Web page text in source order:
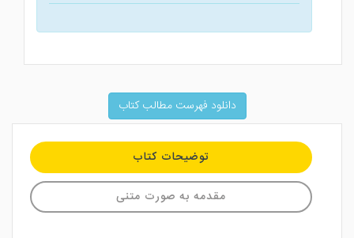
دانلود فهرست مطالب کتاب
توضیحات کتاب
مقدمه به صورت متنی